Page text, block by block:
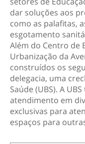
dar soluções aos
como as palafitas,
esgotamento
Além do Centro de
Urbanização da
construídos os
delegacia, uma
Saúde (UBS). A
atendimento em
exclusivas para
espaços para